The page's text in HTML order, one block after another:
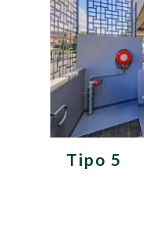
Tipo 5